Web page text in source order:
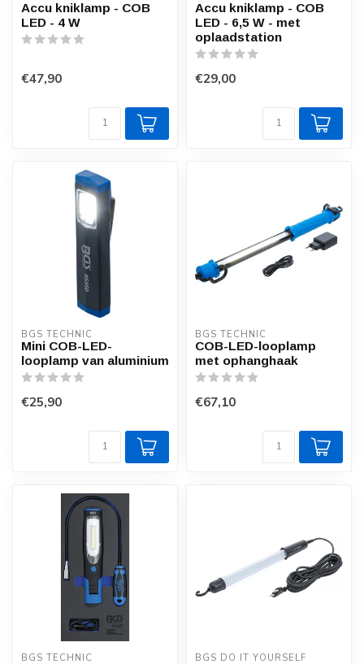
Accu kniklamp - COB
LED - 4 W
€47,90
Accu kniklamp - COB
LED - 6,5 W - met
oplaadstation
€29,00
BGS TECHNIC
Mini COB-LED-
looplamp van aluminium
€25,90
BGS TECHNIC
COB-LED-looplamp
met ophanghaak
€67,10
BGS TECHNIC BGS DO IT YOURSELF